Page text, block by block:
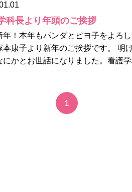
科長より年頭のご挨拶
年！本年もパンダとピヨ子をよ
本康子より新年のご挨拶です。 明
にかとお世話になりました。看護
1